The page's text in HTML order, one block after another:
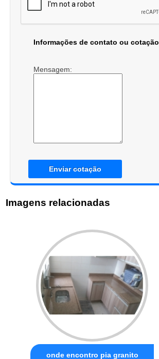
Informações de contato ou cotação
Mensagem:
Enviar cotação
Imagens relacionadas
onde encontro pia granito